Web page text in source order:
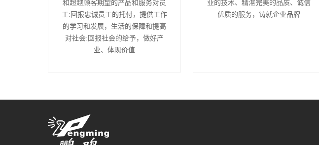
和超越顾客期望的产品和服务对员
工:回报忠诚员工的托付，提供工作
的学习和发展，生活的保障和提高
对社会:回报社会的给予，做好产
业、体现价值
业的技术、精湛完美的品质、诚信
优质的服务，铸就企业品牌